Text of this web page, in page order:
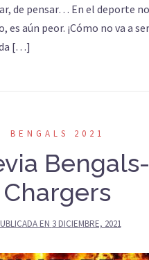
de pensar… En el deporte
es aún peor. ¡Cómo no va a
[…]
BENGALS 2021
Bengals-
Chargers
EN 3 DICIEMBRE, 2021